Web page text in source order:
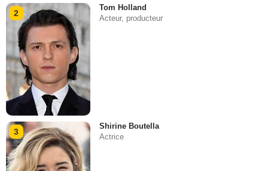
2
Tom Holland
Acteur, producteur
3
Shirine Boutella
Actrice